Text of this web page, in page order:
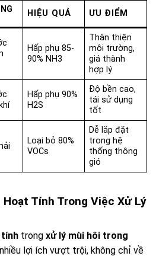
HIỆU QUẢ ƯU ĐIỂM
Hấp phụ 85-
90% NH3
Thân thiện
môi trường,
giá thành
hợp lý
Hấp phụ 90%
H2S
Độ bền cao,
tái sử dụng
tốt
Loại bỏ 80%
VOCs
Dễ lắp đặt
trong hệ
thống thông
gió
Tính Trong Việc Xử Lý
trong xử lý mùi hôi trong
lợi ích vượt trội, không chỉ về